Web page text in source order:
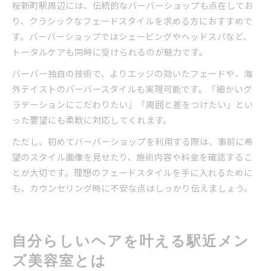
桜新町駅周辺には、伝統的なバーバーショップも点在してお
り、クラシックなフェードスタイルを求める方におすすめで
す。バーバーショップではシェービングやヘッドスパなど、
トータルケアも同時に受けられるのが魅力です。
バーバー独自の技術で、よりエッジの効いたフェードや、海
外テイストのバーバースタイルも実現可能です。「細かいグ
ラデーションにこだわりたい」「周囲と差をつけたい」とい
った要望にも柔軟に対応してくれます。
ただし、初めてバーバーショップを利用する際は、事前に希
望のスタイル画像を見せたり、施術内容や料金を確認するこ
とが大切です。理想のフェードスタイルを手に入れるために
も、カウンセリング時に不安な点はしっかり伝えましょう。
自分らしいヘアを叶える駅近メン
ズ美容室とは